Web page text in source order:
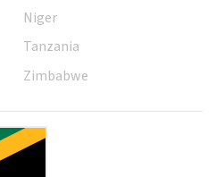
Niger
Tanzania
Zimbabwe